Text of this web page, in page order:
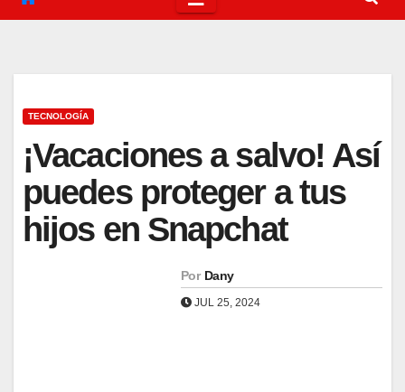
TECNOLOGÍA
¡Vacaciones a salvo! Así
puedes proteger a tus
hijos en Snapchat
Por Dany
JUL 25, 2024